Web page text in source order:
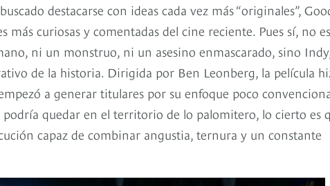
destacarse con ideas cada vez más “originales”,
curiosas y comentadas del cine reciente. Pues sí, no es
ni un monstruo, ni un asesino enmascarado, sino
de la historia. Dirigida por Ben Leonberg, la película
a generar titulares por su enfoque poco
quedar en el territorio de lo palomitero, lo cierto es
capaz de combinar angustia, ternura y un constante